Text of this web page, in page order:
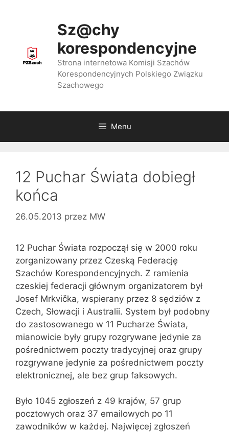
Sz@chy
korespondencyjne
Strona internetowa Komisji Szachów
Korespondencyjnych Polskiego Związku
Szachowego
Menu
12 Puchar Świata dobiegł
końca
26.05.2013 przez MW
12 Puchar Świata rozpoczął się w 2000 roku
zorganizowany przez Czeską Federację
Szachów Korespondencyjnych. Z ramienia
czeskiej federacji głównym organizatorem był
Josef Mrkvička, wspierany przez 8 sędziów z
Czech, Słowacji i Australii. System był podobny
do zastosowanego w 11 Pucharze Świata,
mianowicie były grupy rozgrywane jedynie za
pośrednictwem poczty tradycyjnej oraz grupy
rozgrywane jedynie za pośrednictwem poczty
elektronicznej, ale bez grup faksowych.
Było 1045 zgłoszeń z 49 krajów, 57 grup
pocztowych oraz 37 emailowych po 11
zawodników w każdej. Najwięcej zgłoszeń